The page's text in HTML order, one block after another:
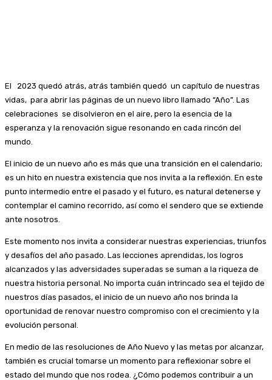
El 2023 quedó atrás, atrás también quedó un capítulo de nuestras
vidas, para abrir las páginas de un nuevo libro llamado “Año”. Las
celebraciones se disolvieron en el aire, pero la esencia de la
esperanza y la renovación sigue resonando en cada rincón del
mundo.
El inicio de un nuevo año es más que una transición en el calendario;
es un hito en nuestra existencia que nos invita a la reflexión. En este
punto intermedio entre el pasado y el futuro, es natural detenerse y
contemplar el camino recorrido, así como el sendero que se extiende
ante nosotros.
Este momento nos invita a considerar nuestras experiencias, triunfos
y desafíos del año pasado. Las lecciones aprendidas, los logros
alcanzados y las adversidades superadas se suman a la riqueza de
nuestra historia personal. No importa cuán intrincado sea el tejido de
nuestros días pasados, el inicio de un nuevo año nos brinda la
oportunidad de renovar nuestro compromiso con el crecimiento y la
evolución personal.
En medio de las resoluciones de Año Nuevo y las metas por alcanzar,
también es crucial tomarse un momento para reflexionar sobre el
estado del mundo que nos rodea. ¿Cómo podemos contribuir a un